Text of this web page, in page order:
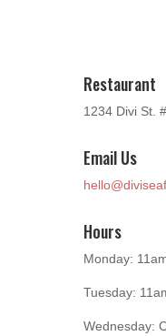
Restaurant
1234 Divi St.
Email Us
Hours
Monday:
Tuesday:
Wednesday: